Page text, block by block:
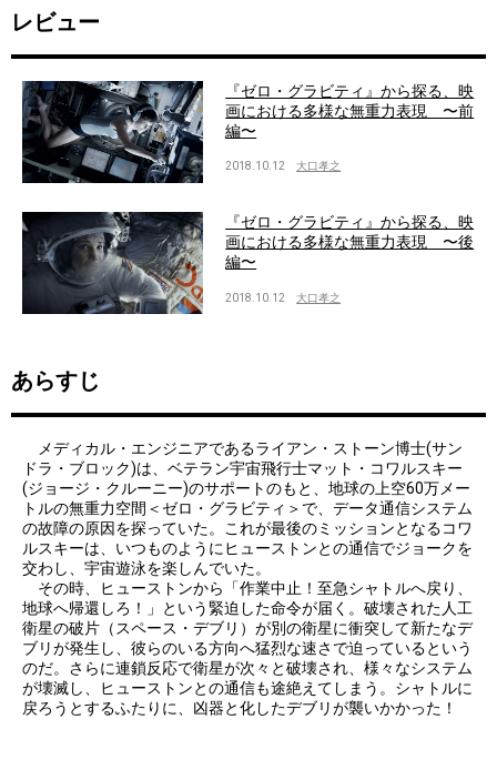
レビュー
『ゼロ・グラビティ』から探る、映
画における多様な無重力表現 〜前
編〜
2018.10.12 大口孝之
『ゼロ・グラビティ』から探る、映
画における多様な無重力表現 〜後
編〜
2018.10.12 大口孝之
あらすじ
メディカル・エンジニアであるライアン・ストーン博士(サン
ドラ・ブロック)は、ベテラン宇宙飛行士マット・コワルスキー
(ジョージ・クルーニー)のサポートのもと、地球の上空60万メー
トルの無重力空間＜ゼロ・グラビティ＞で、データ通信システム
の故障の原因を探っていた。これが最後のミッションとなるコワ
ルスキーは、いつものようにヒューストンとの通信でジョークを
交わし、宇宙遊泳を楽しんでいた。
その時、ヒューストンから「作業中止！至急シャトルへ戻り、
地球へ帰還しろ！」という緊迫した命令が届く。破壊された人工
衛星の破片（スペース・デブリ）が別の衛星に衝突して新たなデ
ブリが発生し、彼らのいる方向へ猛烈な速さで迫っているという
のだ。さらに連鎖反応で衛星が次々と破壊され、様々なシステム
が壊滅し、ヒューストンとの通信も途絶えてしまう。シャトルに
戻ろうとするふたりに、凶器と化したデブリが襲いかかった！